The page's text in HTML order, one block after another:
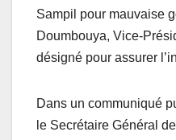
Sampil pour mauvaise
Doumbouya, Vice-
désigné pour assurer
Dans un communiqué
le Secrétaire Général